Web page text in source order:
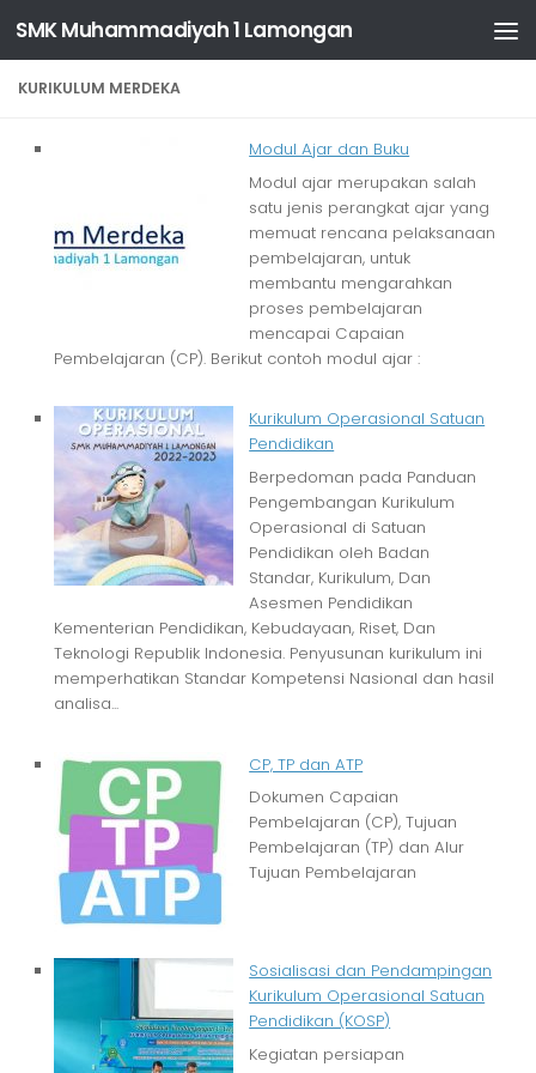
Skip to content
SMK Muhammadiyah 1 Lamongan
KURIKULUM MERDEKA
Modul Ajar dan Buku
Modul ajar merupakan salah
satu jenis perangkat ajar yang
memuat rencana pelaksanaan
pembelajaran, untuk
membantu mengarahkan
proses pembelajaran
mencapai Capaian
Pembelajaran (CP). Berikut contoh modul ajar :
Kurikulum Operasional Satuan
Pendidikan
Berpedoman pada Panduan
Pengembangan Kurikulum
Operasional di Satuan
Pendidikan oleh Badan
Standar, Kurikulum, Dan
Asesmen Pendidikan
Kementerian Pendidikan, Kebudayaan, Riset, Dan
Teknologi Republik Indonesia. Penyusunan kurikulum ini
memperhatikan Standar Kompetensi Nasional dan hasil
analisa...
CP, TP dan ATP
Dokumen Capaian
Pembelajaran (CP), Tujuan
Pembelajaran (TP) dan Alur
Tujuan Pembelajaran
Sosialisasi dan Pendampingan
Kurikulum Operasional Satuan
Pendidikan (KOSP)
Kegiatan persiapan